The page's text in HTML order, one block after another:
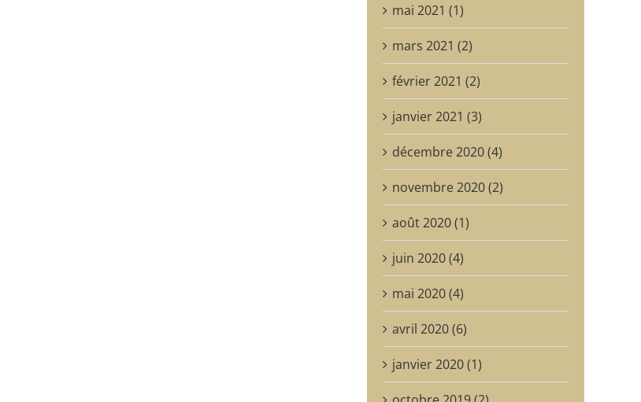
mai 2021 (1)
mars 2021 (2)
février 2021 (2)
janvier 2021 (3)
décembre 2020 (4)
novembre 2020 (2)
août 2020 (1)
juin 2020 (4)
mai 2020 (4)
avril 2020 (6)
janvier 2020 (1)